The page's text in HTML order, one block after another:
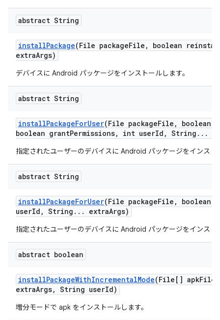
abstract String
installPackage(File packageFile ,
boolean
extraArgs)
デバイスに Android パッケージをインストールします。
abstract String
installPackageForUser(File packageFile ,
boolean
boolean grantPermissions, int userId , String . . .
指定されたユーザーのデバイスに Android パッケージをインスト
abstract String
installPackageForUser(File packageFile ,
boolean
userId , String . . . extraArgs)
指定されたユーザーのデバイスに Android パッケージをインスト
abstract boolean
installPackageWithIncrementalMode(File[] apkFiles
extraArgs, String userId)
増分モードで apk をインストールします。